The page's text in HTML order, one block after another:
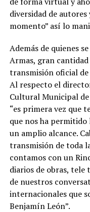
diversidad de
momento” así lo
Además de quienes
Armas, gran
transmisión oficial
Al respecto el
Cultural Municipal
“es primera vez que
que nos ha
un amplio alcance.
transmisión de toda
contamos con un
diarios de obras, tele
de nuestros
internacionales que
Benjamín León”.